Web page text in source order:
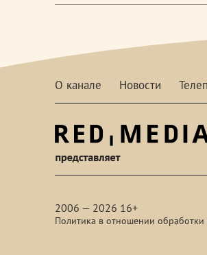
О канале Новости
2006 — 2026 16+
Политика в отношении